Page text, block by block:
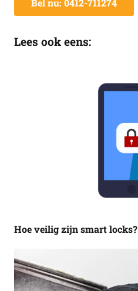
Bel nu: 0412-711274
Lees ook eens:
Hoe veilig zijn smart locks?